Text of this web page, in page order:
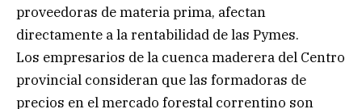
proveedoras de materia prima, afectan
directamente a la rentabilidad de las Pymes.
Los empresarios de la cuenca maderera del Centro
provincial consideran que las formadoras de
precios en el mercado forestal correntino son